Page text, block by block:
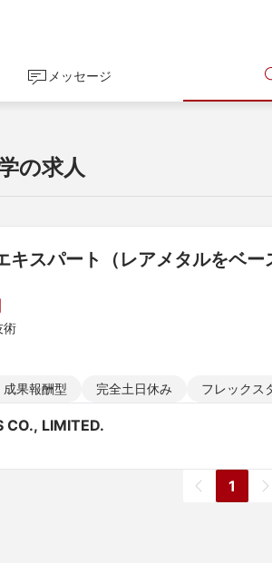
メッセージ
の求人
キスパート（レアメタルをベ
術
成果報酬型 完全土日休み フレックス
CO., LIMITED.
1